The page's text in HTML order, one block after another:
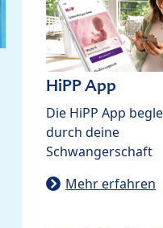
HiPP App
Die HiPP App
durch deine
Schwangerschaft
Mehr erfahren